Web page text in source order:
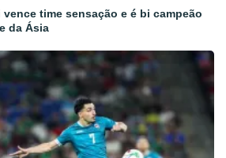
time sensação e é bi campeão
da Ásia